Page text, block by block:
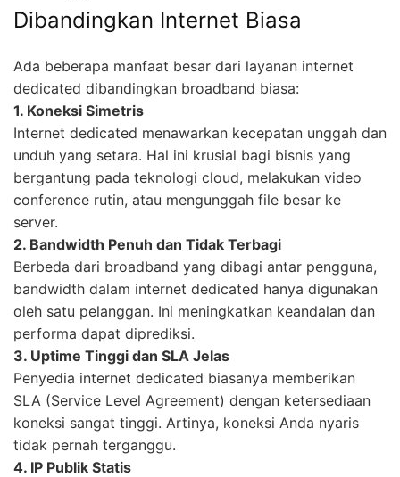
Dibandingkan Internet Biasa
Ada beberapa manfaat besar dari layanan internet
dedicated dibandingkan broadband biasa:
1. Koneksi Simetris
Internet dedicated menawarkan kecepatan unggah dan
unduh yang setara. Hal ini krusial bagi bisnis yang
bergantung pada teknologi cloud, melakukan video
conference rutin, atau mengunggah file besar ke
server.
2. Bandwidth Penuh dan Tidak Terbagi
Berbeda dari broadband yang dibagi antar pengguna,
bandwidth dalam internet dedicated hanya digunakan
oleh satu pelanggan. Ini meningkatkan keandalan dan
performa dapat diprediksi.
3. Uptime Tinggi dan SLA Jelas
Penyedia internet dedicated biasanya memberikan
SLA (Service Level Agreement) dengan ketersediaan
koneksi sangat tinggi. Artinya, koneksi Anda nyaris
tidak pernah terganggu.
4. IP Publik Statis